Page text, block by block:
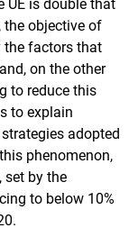
UE is double that
the objective of
the factors that
on the other
to reduce this
to explain
adopted
phenomenon,
set by the
to below 10%